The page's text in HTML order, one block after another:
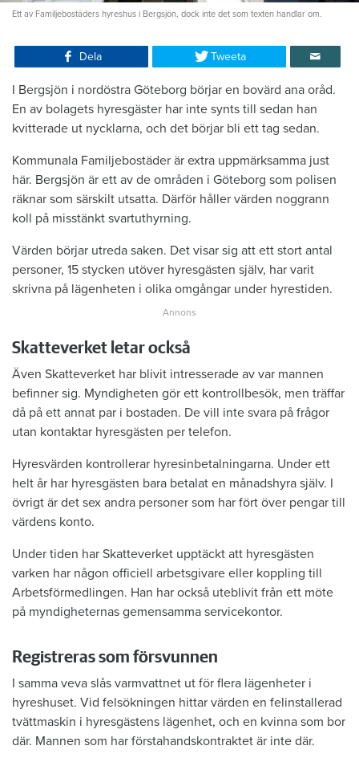
Ett av Familjebostäders hyreshus i Bergsjön, dock inte det som texten handlar om.
Dela Tweeta
I Bergsjön i nordöstra Göteborg börjar en bovärd ana oråd.
En av bolagets hyresgäster har inte synts till sedan han
kvitterade ut nycklarna, och det börjar bli ett tag sedan.
Kommunala Familjebostäder är extra uppmärksamma just
här. Bergsjön är ett av de områden i Göteborg som polisen
räknar som särskilt utsatta. Därför håller värden noggrann
koll på misstänkt svartuthyrning.
Värden börjar utreda saken. Det visar sig att ett stort antal
personer, 15 stycken utöver hyresgästen själv, har varit
skrivna på lägenheten i olika omgångar under hyrestiden.
Skatteverket letar också
Även Skatteverket har blivit intresserade av var mannen
befinner sig. Myndigheten gör ett kontrollbesök, men träffar
då på ett annat par i bostaden. De vill inte svara på frågor
utan kontaktar hyresgästen per telefon.
Hyresvärden kontrollerar hyresinbetalningarna. Under ett
helt år har hyresgästen bara betalat en månadshyra själv. I
övrigt är det sex andra personer som har fört över pengar till
värdens konto.
Under tiden har Skatteverket upptäckt att hyresgästen
varken har någon officiell arbetsgivare eller koppling till
Arbetsförmedlingen. Han har också uteblivit från ett möte
på myndigheternas gemensamma servicekontor.
Registreras som försvunnen
I samma veva slås varmvattnet ut för flera lägenheter i
hyreshuset. Vid felsökningen hittar värden en felinstallerad
tvättmaskin i hyresgästens lägenhet, och en kvinna som bor
där. Mannen som har förstahandskontraktet är inte där.